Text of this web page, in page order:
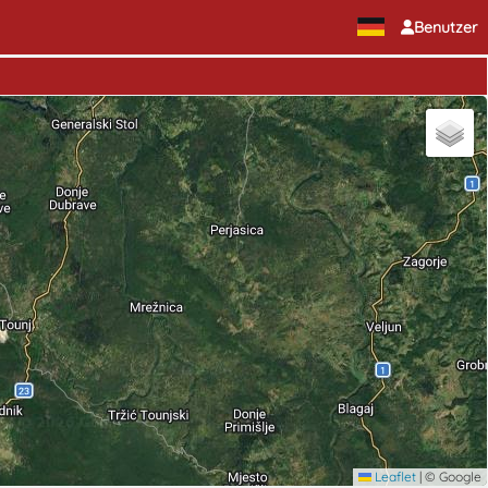
Benutzer
Leaflet | © Google